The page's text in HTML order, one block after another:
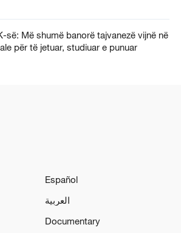
së: Më shumë banorë tajvanezë vijnë në
për të jetuar, studiuar e punuar
Español
العربية
Documentary